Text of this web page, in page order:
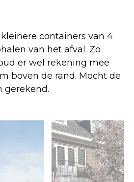
containers van 4
van het afval. Zo
er wel rekening mee
boven de rand. Mocht de
gerekend.